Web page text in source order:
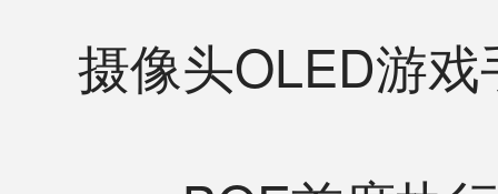
摄像头OLED游